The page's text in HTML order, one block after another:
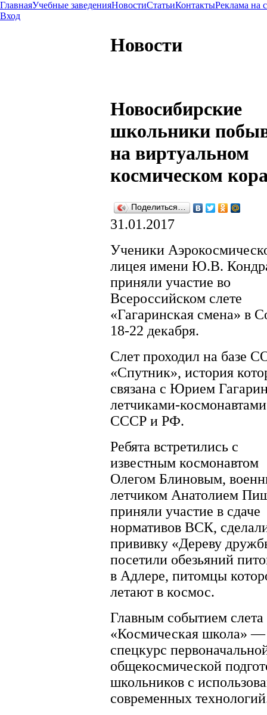
ГлавнаяУчебные заведенияНовостиСтатьиКонтактыРеклама на
Вход
Новости
Новосибирские
школьники
на виртуальном
космическом
Поделиться…
31.01.2017
Ученики
лицея имени Ю.В.
приняли участие во
Всероссийском слете
«Гагаринская смена» в
18-22 декабря.
Слет проходил на базе
«Спутник», история
связана с Юрием
летчиками-космонавтами
СССР и РФ.
Ребята встретились с
известным космонавтом
Олегом Блиновым,
летчиком Анатолием
приняли участие в сдаче
нормативов ВСК,
прививку «Дереву
посетили обезьяний
в Адлере, питомцы
летают в космос.
Главным событием слета
«Космическая школа» —
спецкурс
общекосмической
школьников с
современных